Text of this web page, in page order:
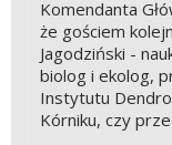
Komendanta
że gościem
Jagodziński -
biolog i ekolog,
Instytutu
Kórniku, czy